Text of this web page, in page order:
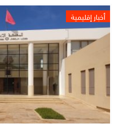
أخبار إقليمية